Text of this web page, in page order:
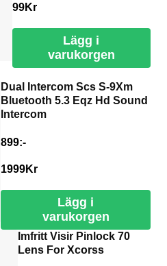
99Kr
Lägg i
varukorgen
Dual Intercom Scs S-9Xm
Bluetooth 5.3 Eqz Hd Sound
Intercom
899:-
1999Kr
Lägg i
varukorgen
Imfritt Visir Pinlock 70
Lens For Xcorss